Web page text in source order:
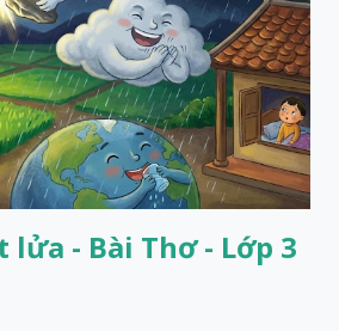
- Bài Thơ - Lớp 3